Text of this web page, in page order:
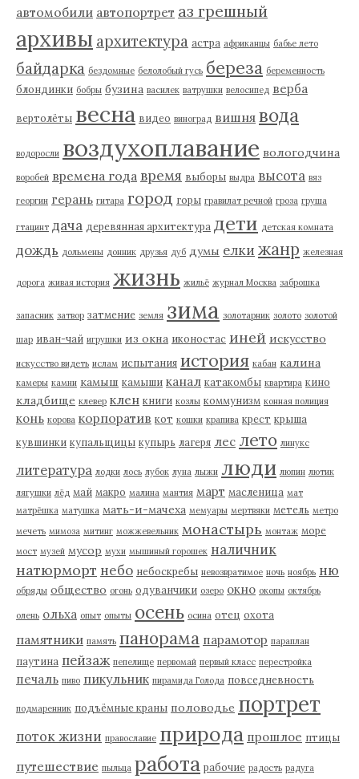
автомобили автопортрет аз грешный
архивы архитектура астра африканцы бабье лето
байдарка бездомные белолобый гусь береза беременность
блондинки бобры бузина василек ватрушки велосипед верба
вертолёты весна видео виноград вишня вода
водоросли воздухоплавание вологодчина
воробей времена года время выборы выдра высота вяз
георгин герань гитара город горы гравилат речной гроза груша
гтацинт дача деревянная архитектура дети детская комната
дождь дольмены донник друзья дуб думы елки жанр железная
дорога живая история жизнь жильё журнал Москва заброшка
запасник затвор затмение земля зима золотарник золото золотой
шар иван-чай игрушки из окна иконостас иней искусство
искусство видеть ислам испытания история кабан калина
камеры камни камыш камыши канал катакомбы квартира кино
кладбище клевер клен книги козлы коммунизм конная полиция
конь корова корпоратив кот кошки крапива крест крыша
кувшинки купальщицы купырь лагеря лес лето линукс
литература лодки лось лубок луна лыжи люди люпин лютик
лягушки лёд май макро малина мантия март масленица мат
матрёшка матушка мать-и-мачеха мемуары мертвяки метель метро
мечеть мимоза митинг можжевельник монастырь монтаж море
мост музей мусор мухи мышиный горошек наличник
натюрморт небо небоскребы невозвратимое ночь ноябрь ню
обряды общество огонь одуванчики озеро окно окопы октябрь
олень ольха опыт опыты осень осина отец охота
памятники память панорама парамотор параплан
паутина пейзаж пепелище первомай первый класс перестройка
печаль пиво пикульник пирамида Голода повседневность
подмаренник подъёмные краны половодье портрет
поток жизни православие природа прошлое птицы
путешествие пыльца работа рабочие радость радуга